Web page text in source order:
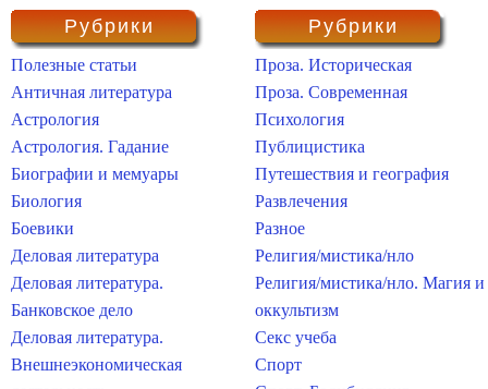
Рубрики
Полезные статьи
Античная литература
Астрология
Астрология. Гадание
Биографии и мемуары
Биология
Боевики
Деловая литература
Деловая литература.
Банковское дело
Деловая литература.
Внешнеэкономическая
Рубрики
Проза. Историческая
Проза. Современная
Психология
Публицистика
Путешествия и география
Развлечения
Разное
Религия/мистика/нло
Религия/мистика/нло. Магия и
оккультизм
Секс учеба
Спорт